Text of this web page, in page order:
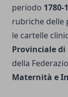
periodo 1780-
rubriche delle
le cartelle
Provinciale
della
Maternità e